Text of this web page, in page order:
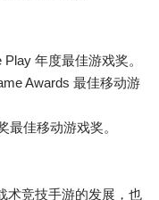
年度最佳游戏奖。
Awards 最佳移动游
最佳移动游戏奖。
术竞技手游的发展，也